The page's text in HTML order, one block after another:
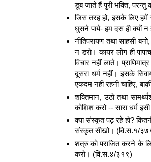
डूब जाते हैं पुरी भक्ति, परन्तु
जिस तरह हो, इसके लिए हमें
घुसने पाये- हम दस ही क्यों न
नीतिपरायण तथा साहसी
न डरो। कायर लोग ही
विचार नहीं लाते।
दूसरा धर्म नहीं। इसके
एकदम नहीं रहनी चाहिए,
शक्तिमान, उठो तथा
कोशिश करो -- सारा धर्म
क्या संस्कृत पढ़ रहे हो?
संस्कृत सीखो। (वि.स.१/
शत्रु को पराजित करने के
करो। (वि.स.४/३१९)